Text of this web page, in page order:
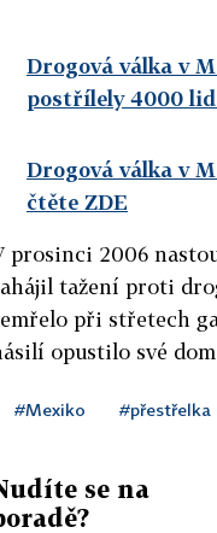
Drogová válka v
postřílely 4000
Drogová válka v
čtěte ZDE
prosinci 2006
tažení proti
při střetech
opustilo své
#Mexiko #přestřelka
se na